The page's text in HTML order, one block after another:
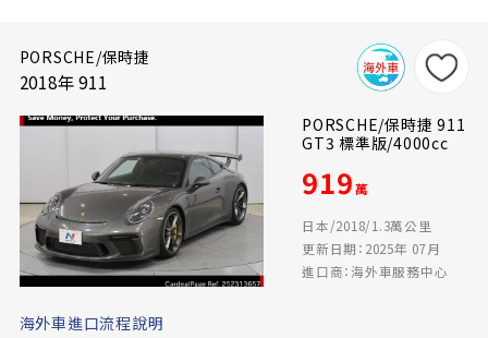
PORSCHE/保時捷
2018年 911
PORSCHE/保時捷 911
GT3 標準版/4000cc
919萬
日本/2018/1.3萬公里
更新日期：2025年 07月
進口商：海外車服務中心
海外車進口流程說明